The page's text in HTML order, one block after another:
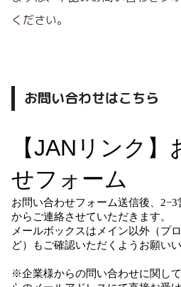
ください。
お問い合わせはこちら